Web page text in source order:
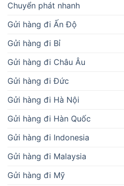
Chuyển phát nhanh
Gửi hàng đi Ấn Độ
Gửi hàng đi Bỉ
Gửi hàng đi Châu Âu
Gửi hàng đi Đức
Gửi hàng đi Hà Nội
Gửi hàng đi Hàn Quốc
Gửi hàng đi Indonesia
Gửi hàng đi Malaysia
Gửi hàng đi Mỹ